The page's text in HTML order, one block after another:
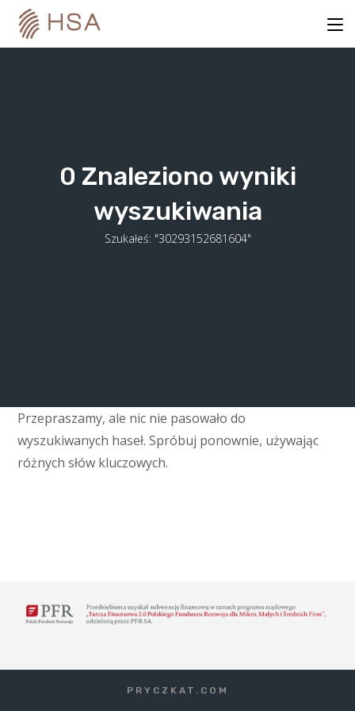
content
0 Znaleziono wyniki
wyszukiwania
Szukałeś: "30293152681604"
Przepraszamy, ale nic nie pasowało do
wyszukiwanych haseł. Spróbuj ponownie, używając
różnych słów kluczowych.
PRYCZKAT.COM